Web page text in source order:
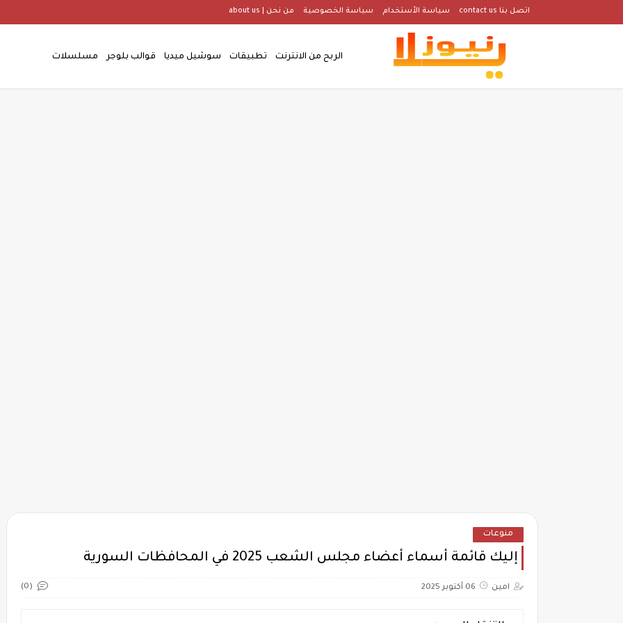
اتصل بنا contact us سياسة الأستخدام سياسة الخصوصية من نحن | about us
الربح من الانترنت تطبيقات سوشيل ميديا قوالب بلوجر مسلسلات
منوعات
إليك قائمة أسماء أعضاء مجلس الشعب 2025 في المحافظات السورية
امين 06 أكتوبر 2025 (0)